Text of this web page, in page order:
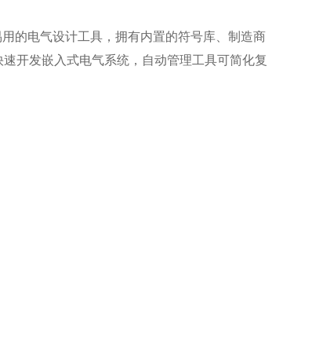
的电气设计工具，拥有内置的符号库、制造商
开发嵌入式电气系统，自动管理工具可简化复